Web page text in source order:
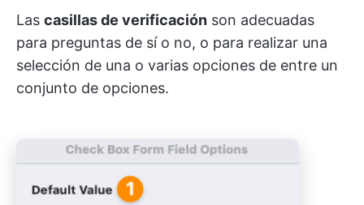
Las casillas de verificación son adecuadas
para preguntas de sí o no, o para realizar una
selección de una o varias opciones de entre un
conjunto de opciones.